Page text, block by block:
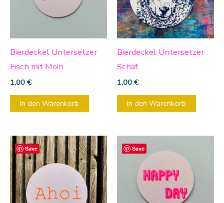
Bierdeckel Untersetzer
Fisch mit Moin
1,00 €
In den Warenkorb
Bierdeckel Untersetzer
Schaf
1,00 €
In den Warenkorb
Save Save